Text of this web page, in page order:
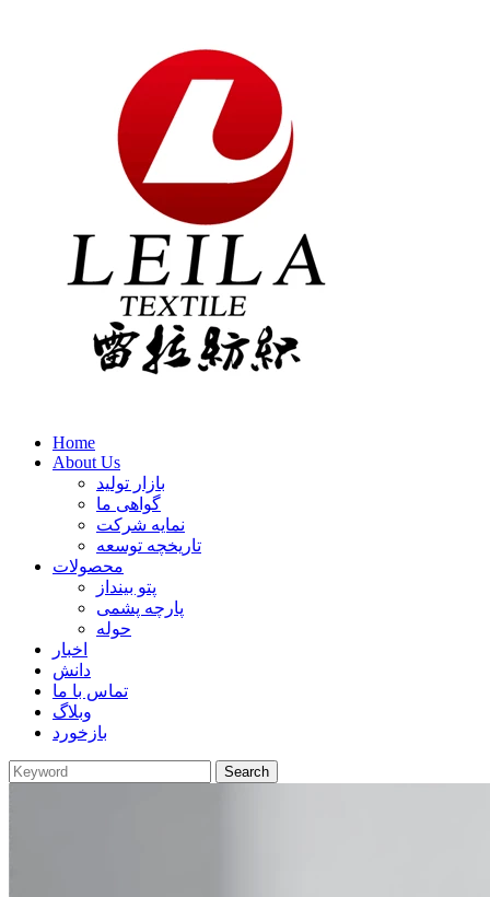
Home
About Us
بازار تولید
گواهی ما
نمایه شرکت
تاریخچه توسعه
محصولات
پتو بینداز
پارچه پشمی
حوله
اخبار
دانش
تماس با ما
وبلاگ
بازخورد